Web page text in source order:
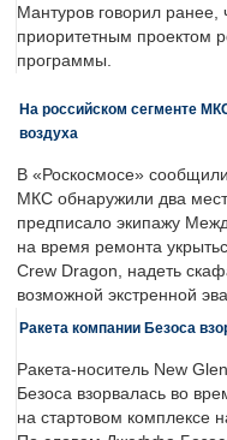
Мантуров говорил
приоритетным проектом
программы.
На российском сегменте
воздуха
В «Роскосмосе»
МКС обнаружили два
предписало экипажу
на время ремонта
Crew Dragon, надеть
возможной экстренной
Ракета компании Безоса
Ракета-носитель New
Безоса взорвалась во
на стартовом комплексе